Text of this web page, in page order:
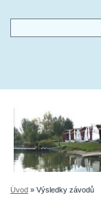
Úvod » Výsledky závodů